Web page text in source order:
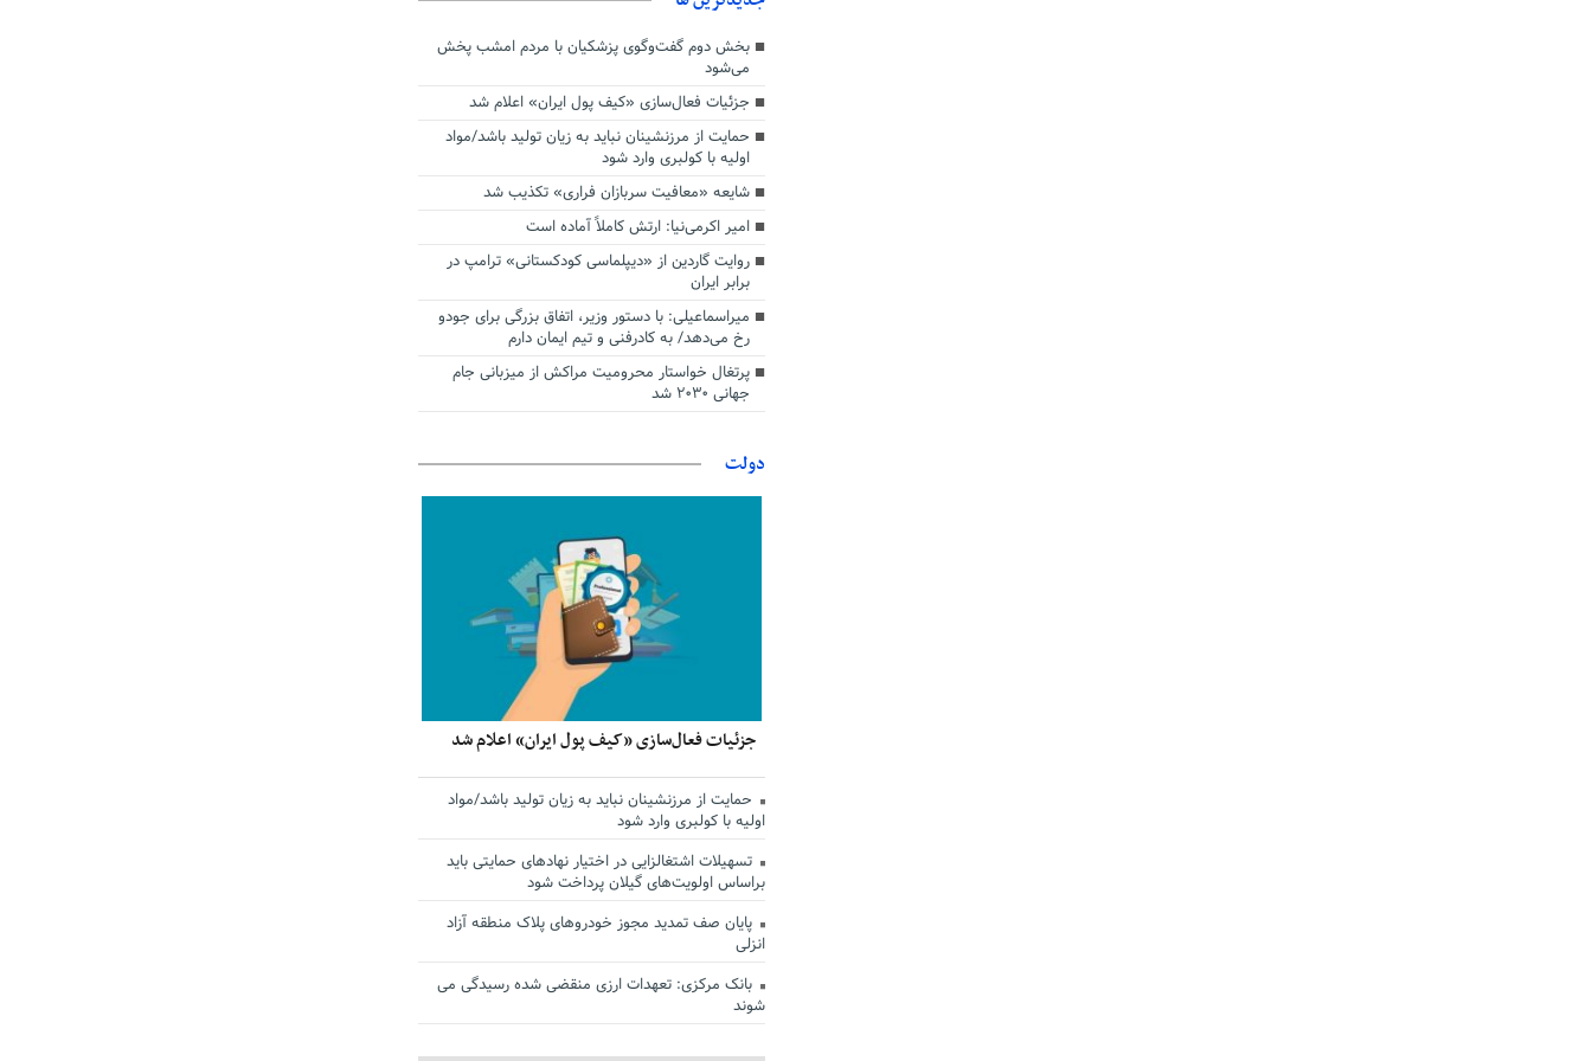
بخش دوم گفت‌وگوی پزشکیان با مردم امشب پخش
می‌شود
جزئیات فعال‌سازی «کیف پول ایران» اعلام شد
حمایت از مرزنشینان نباید به زیان تولید باشد/مواد
اولیه با کولبری وارد شود
شایعه «معافیت سربازان فراری» تکذیب شد
امیر اکرمی‌نیا: ارتش کاملاً آماده است
روایت گاردین از «دیپلماسی کودکستانی» ترامپ در
برابر ایران
میراسماعیلی: با دستور وزیر، اتفاق بزرگی برای جودو
رخ می‌دهد/ به کادرفنی و تیم ایمان دارم
پرتغال خواستار محرومیت مراکش از میزبانی جام
جهانی ۲۰۳۰ شد
دولت
جزئیات فعال‌سازی «کیف پول ایران» اعلام شد
حمایت از مرزنشینان نباید به زیان تولید باشد/مواد
اولیه با کولبری وارد شود
تسهیلات اشتغالزایی در اختیار نهادهای حمایتی باید
براساس اولویت‌های گیلان پرداخت شود
پایان صف تمدید مجوز خودروهای پلاک منطقه آزاد
انزلی
بانک مرکزی: تعهدات ارزی منقضی شده رسیدگی می
شوند